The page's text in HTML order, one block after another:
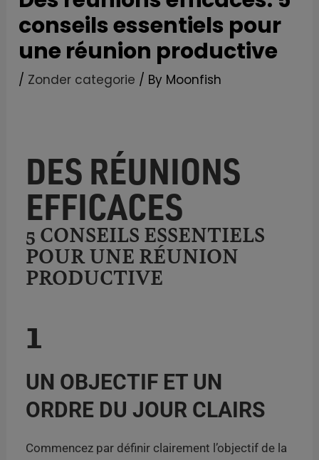
m t
conseils essentiels pour
une réunion productive
/ Zonder categorie / By Moonfish
DES RÉUNIONS
EFFICACES
5 CONSEILS ESSENTIELS
POUR UNE RÉUNION
PRODUCTIVE
1
UN OBJECTIF ET UN
ORDRE DU JOUR CLAIRS
Commencez par définir clairement l’objectif de la